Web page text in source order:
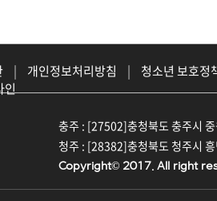
| 개인정보처리방침 |
청소년 보호정
인
충주 : [27502]충청북도 충주시
청주 : [28382]충청북도 청주시
Copyright© 2017. All right